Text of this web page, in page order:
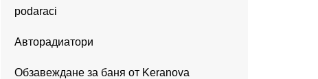
podaraci
Авторадиатори
Обзавеждане за баня от Keranova